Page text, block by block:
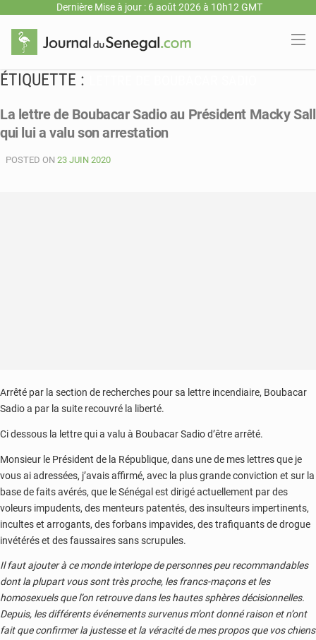
Dernière Mise à jour : 6 août 2026 à 10h12 GMT
ÉTIQUETTE :
La lettre de Boubacar Sadio au Président Macky Sall
qui lui a valu son arrestation
POSTED ON 23 JUIN 2020
Arrêté par la section de recherches pour sa lettre incendiaire, Boubacar
Sadio a par la suite recouvré la liberté.
Ci dessous la lettre qui a valu à Boubacar Sadio d’être arrêté.
Monsieur le Président de la République, dans une de mes lettres que je
vous ai adressées, j’avais affirmé, avec la plus grande conviction et sur la
base de faits avérés, que le Sénégal est dirigé actuellement par des
voleurs impudents, des menteurs patentés, des insulteurs impertinents,
incultes et arrogants, des forbans impavides, des trafiquants de drogue
invétérés et des faussaires sans scrupules.
Il faut ajouter à ce monde interlope de personnes peu recommandables
dont la plupart vous sont très proche, les francs-maçons et les
homosexuels que l’on retrouve dans les hautes sphères décisionnelles.
Depuis, les différents événements survenus m’ont donné raison et n’ont
fait que confirmer la justesse et la véracité de mes propos que vos chiens